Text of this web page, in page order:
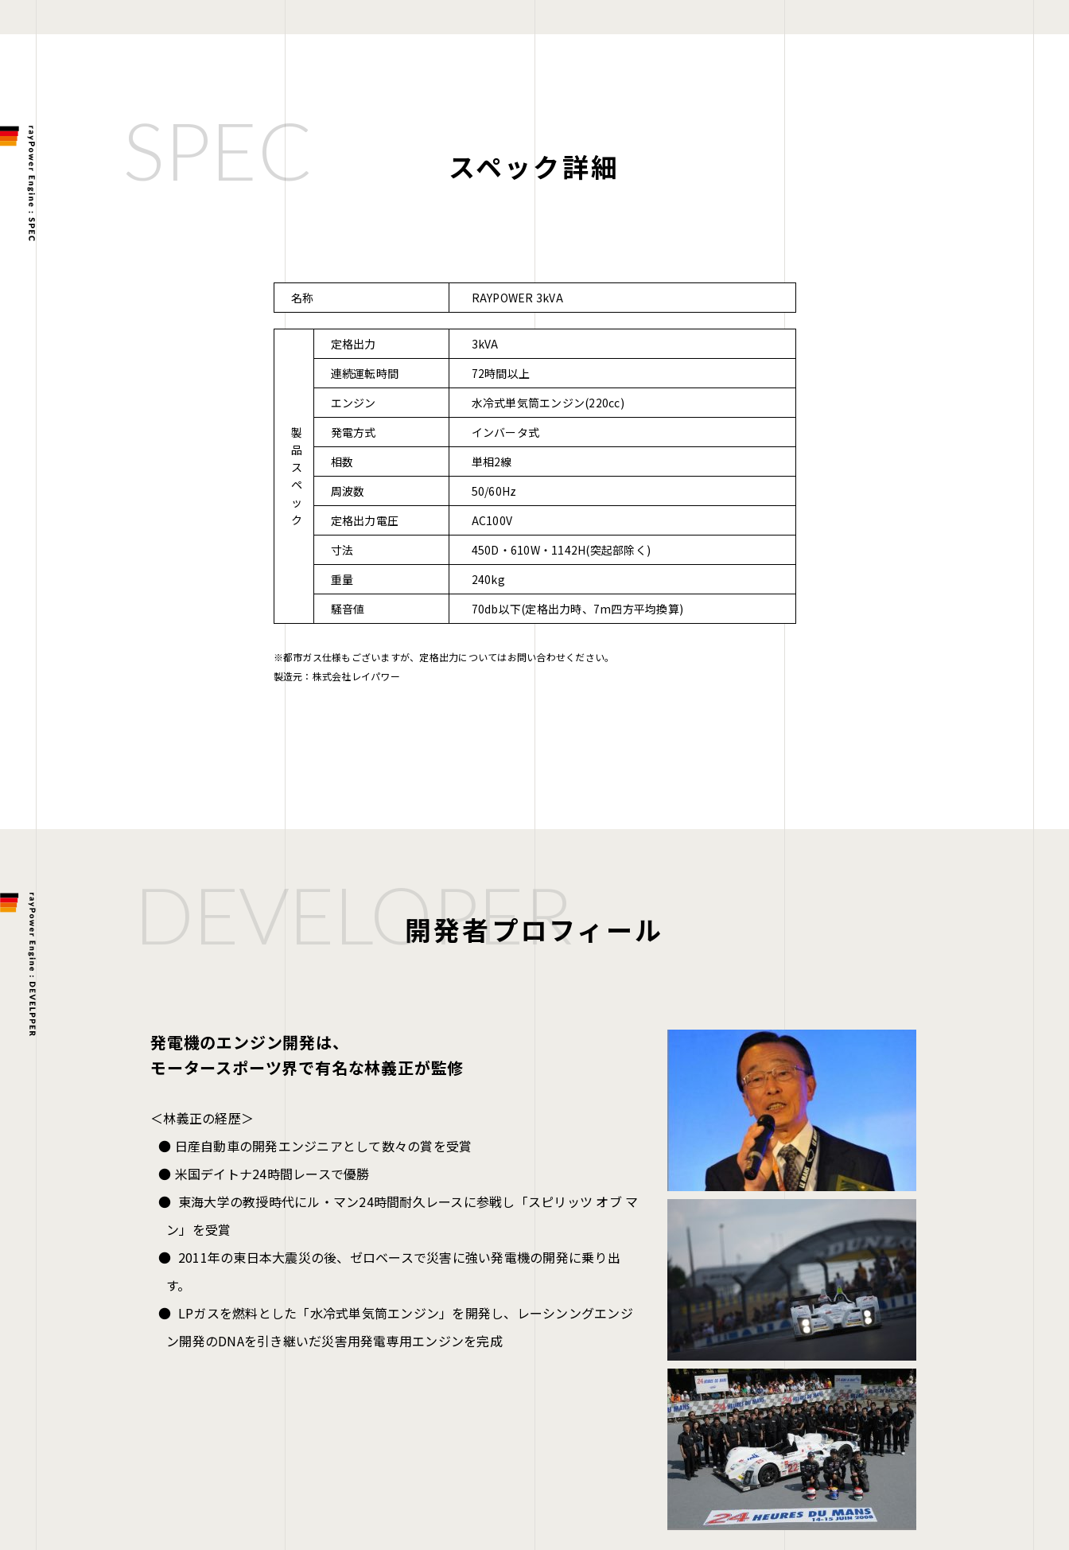
スペック詳細
名称 RAYPOWER 3kVA
製
品
ス
ペ
ッ
ク
定格出力
3kVA
連続運転時間
72時間以上
エンジン
水冷式単気筒エンジン(220cc)
発電方式
インバータ式
相数
単相2線
周波数
50/60Hz
定格出力電圧
AC100V
寸法
450D・610W・1142H(突起部除く)
重量
240kg
騒音値
70db以下(定格出力時、7m四方平均換算)
※都市ガス仕様もございますが、定格出力についてはお問い合わせください。
製造元：株式会社レイパワー
開発者プロフィール
発電機のエンジン開発は、
モータースポーツ界で有名な林義正が監修
＜林義正の経歴＞
日産自動車の開発エンジニアとして数々の賞を受賞
米国デイトナ24時間レースで優勝
東海大学の教授時代にル・マン24時間耐久レースに参戦し「スピリッツ オブ マ
ン」を受賞
2011年の東日本大震災の後、ゼロベースで災害に強い発電機の開発に乗り出
す。
LPガスを燃料とした「水冷式単気筒エンジン」を開発し、レーシンングエンジ
ン開発のDNAを引き継いだ災害用発電専用エンジンを完成